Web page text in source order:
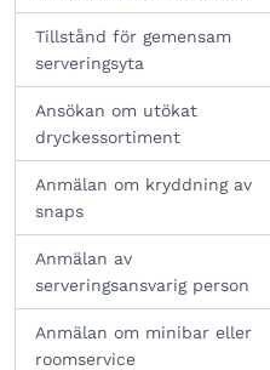
Tillstånd för gemensam
serveringsyta
Ansökan om utökat
dryckessortiment
Anmälan om kryddning av
snaps
Anmälan av
serveringsansvarig person
Anmälan om minibar eller
roomservice